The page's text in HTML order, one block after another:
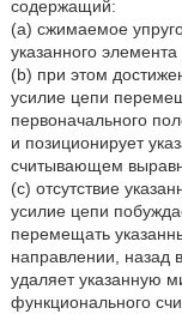
содержащий:
(a) сжимаемое
указанного
(b) при этом
усилие цепи
первоначального
и позиционирует
считывающем
(с) отсутствие
усилие цепи
перемещать
направлении, назад
удаляет указанную
функционального